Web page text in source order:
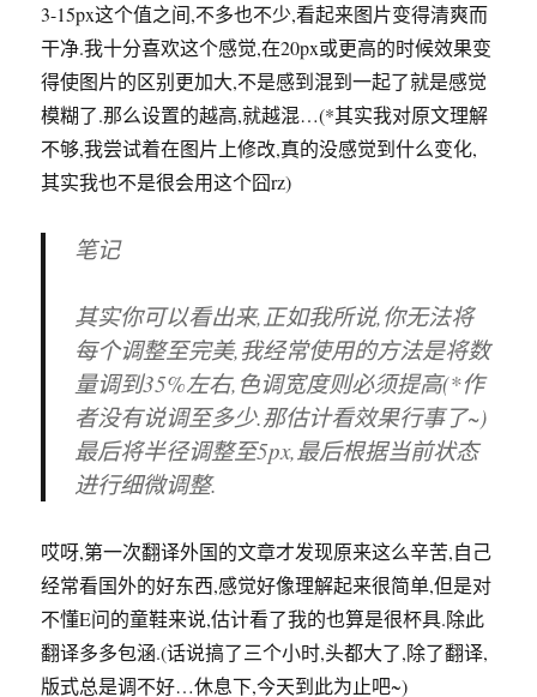
3-15px这个值之间,不多也不少,看起来图片变得清爽而
干净.我十分喜欢这个感觉,在20px或更高的时候效果变
得使图片的区别更加大,不是感到混到一起了就是感觉
模糊了.那么设置的越高,就越混…(*其实我对原文理解
不够,我尝试着在图片上修改,真的没感觉到什么变化,
其实我也不是很会用这个囧rz)
笔记
其实你可以看出来,正如我所说,你无法将
每个调整至完美,我经常使用的方法是将数
量调到35%左右,色调宽度则必须提高(*作
者没有说调至多少.那估计看效果行事了~)
最后将半径调整至5px,最后根据当前状态
进行细微调整.
哎呀,第一次翻译外国的文章才发现原来这么辛苦,自己
经常看国外的好东西,感觉好像理解起来很简单,但是对
不懂E问的童鞋来说,估计看了我的也算是很杯具.除此
翻译多多包涵.(话说搞了三个小时,头都大了,除了翻译,
版式总是调不好…休息下,今天到此为止吧~)